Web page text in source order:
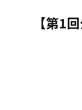
【第1